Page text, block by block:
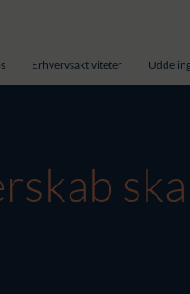
Erhvervsaktiviteter